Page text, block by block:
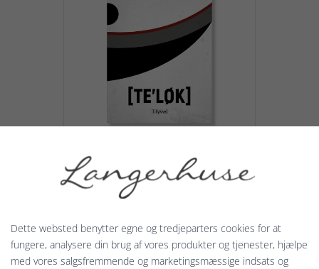
Student - EUX - Dialekt
Studenterhuen til EUX-
betræk i en flot grå farve med en
rød kant henover...
Dette websted benytter egne og tredjeparters cookies for at
fungere, analysere din brug af vores produkter og tjenester, hjælpe
med vores salgsfremmende og marketingsmæssige indsats og